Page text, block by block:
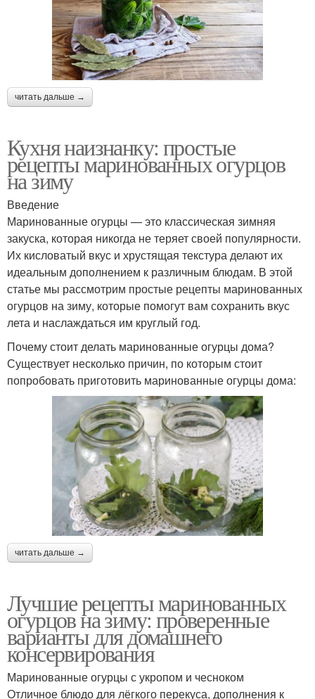
читать дальше →
Кухня наизнанку: простые
рецепты маринованных огурцов
на зиму
Введение
Маринованные огурцы — это классическая зимняя
закуска, которая никогда не теряет своей популярности.
Их кисловатый вкус и хрустящая текстура делают их
идеальным дополнением к различным блюдам. В этой
статье мы рассмотрим простые рецепты маринованных
огурцов на зиму, которые помогут вам сохранить вкус
лета и наслаждаться им круглый год.
Почему стоит делать маринованные огурцы дома?
Существует несколько причин, по которым стоит
попробовать приготовить маринованные огурцы дома:
читать дальше →
Лучшие рецепты маринованных
огурцов на зиму: проверенные
варианты для домашнего
консервирования
Маринованные огурцы с укропом и чесноком
Отличное блюдо для лёгкого перекуса, дополнения к